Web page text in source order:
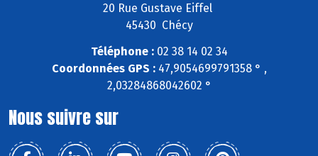
20 Rue Gustave Eiffel
45430 Chécy
Téléphone :02 38 14 02 34
Coordonnées GPS :47,9054699791358 ° ,
2,03284868042602 °
Nous suivre sur